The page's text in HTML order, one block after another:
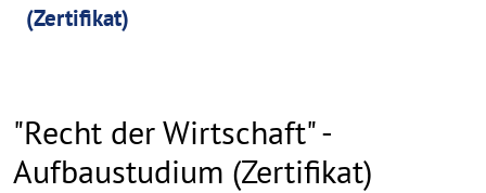
(Zertifikat)
"Recht der Wirtschaft" -
Aufbaustudium (Zertifikat)